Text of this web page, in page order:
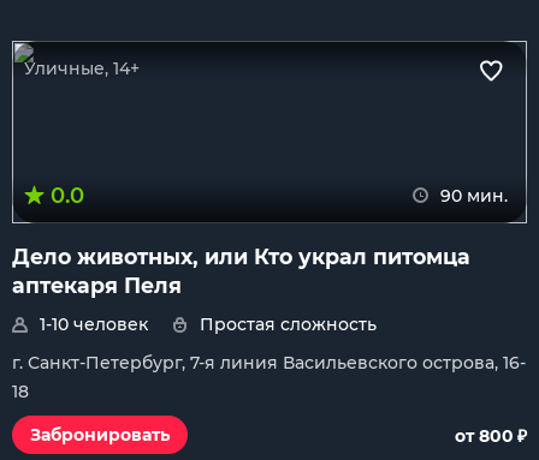
Уличные, 14+
0.0 90 мин.
Дело животных, или Кто украл питомца
аптекаря Пеля
1-10 человек
Простая сложность
г. Санкт-Петербург, 7-я линия Васильевского острова, 16-
18
Забронировать
от 800 ₽